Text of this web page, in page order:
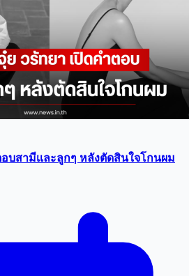
บสามีเเละลูกๆ หลังตัดสินใจโกนผม